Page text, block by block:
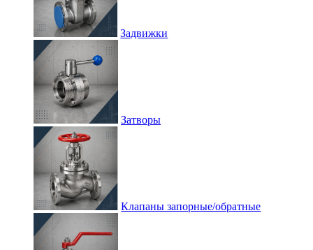
Задвижки
Затворы
Клапаны запорные/обратные